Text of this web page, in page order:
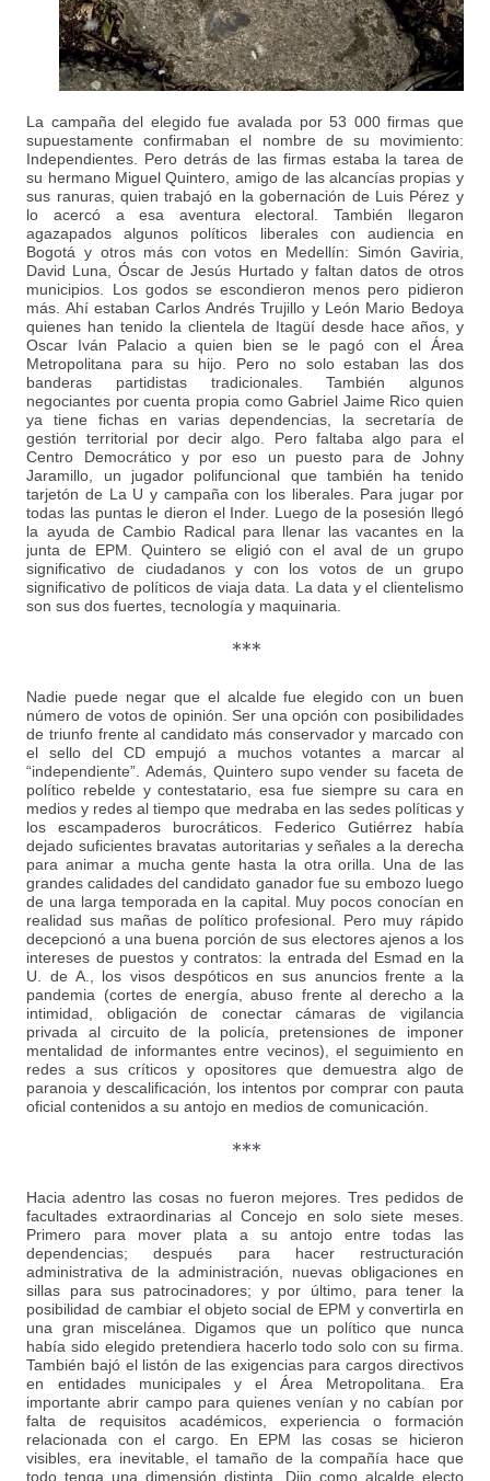
La campaña del elegido fue avalada por 53 000 firmas que
supuestamente confirmaban el nombre de su movimiento:
Independientes. Pero detrás de las firmas estaba la tarea de
su hermano Miguel Quintero, amigo de las alcancías propias y
sus ranuras, quien trabajó en la gobernación de Luis Pérez y
lo acercó a esa aventura electoral. También llegaron
agazapados algunos políticos liberales con audiencia en
Bogotá y otros más con votos en Medellín: Simón Gaviria,
David Luna, Óscar de Jesús Hurtado y faltan datos de otros
municipios. Los godos se escondieron menos pero pidieron
más. Ahí estaban Carlos Andrés Trujillo y León Mario Bedoya
quienes han tenido la clientela de Itagüí desde hace años, y
Oscar Iván Palacio a quien bien se le pagó con el Área
Metropolitana para su hijo. Pero no solo estaban las dos
banderas partidistas tradicionales. También algunos
negociantes por cuenta propia como Gabriel Jaime Rico quien
ya tiene fichas en varias dependencias, la secretaría de
gestión territorial por decir algo. Pero faltaba algo para el
Centro Democrático y por eso un puesto para de Johny
Jaramillo, un jugador polifuncional que también ha tenido
tarjetón de La U y campaña con los liberales. Para jugar por
todas las puntas le dieron el Inder. Luego de la posesión llegó
la ayuda de Cambio Radical para llenar las vacantes en la
junta de EPM. Quintero se eligió con el aval de un grupo
significativo de ciudadanos y con los votos de un grupo
significativo de políticos de viaja data. La data y el clientelismo
son sus dos fuertes, tecnología y maquinaria.
***
Nadie puede negar que el alcalde fue elegido con un buen
número de votos de opinión. Ser una opción con posibilidades
de triunfo frente al candidato más conservador y marcado con
el sello del CD empujó a muchos votantes a marcar al
“independiente”. Además, Quintero supo vender su faceta de
político rebelde y contestatario, esa fue siempre su cara en
medios y redes al tiempo que medraba en las sedes políticas y
los escampaderos burocráticos. Federico Gutiérrez había
dejado suficientes bravatas autoritarias y señales a la derecha
para animar a mucha gente hasta la otra orilla. Una de las
grandes calidades del candidato ganador fue su embozo luego
de una larga temporada en la capital. Muy pocos conocían en
realidad sus mañas de político profesional. Pero muy rápido
decepcionó a una buena porción de sus electores ajenos a los
intereses de puestos y contratos: la entrada del Esmad en la
U. de A., los visos despóticos en sus anuncios frente a la
pandemia (cortes de energía, abuso frente al derecho a la
intimidad, obligación de conectar cámaras de vigilancia
privada al circuito de la policía, pretensiones de imponer
mentalidad de informantes entre vecinos), el seguimiento en
redes a sus críticos y opositores que demuestra algo de
paranoia y descalificación, los intentos por comprar con pauta
oficial contenidos a su antojo en medios de comunicación.
***
Hacia adentro las cosas no fueron mejores. Tres pedidos de
facultades extraordinarias al Concejo en solo siete meses.
Primero para mover plata a su antojo entre todas las
dependencias; después para hacer restructuración
administrativa de la administración, nuevas obligaciones en
sillas para sus patrocinadores; y por último, para tener la
posibilidad de cambiar el objeto social de EPM y convertirla en
una gran miscelánea. Digamos que un político que nunca
había sido elegido pretendiera hacerlo todo solo con su firma.
También bajó el listón de las exigencias para cargos directivos
en entidades municipales y el Área Metropolitana. Era
importante abrir campo para quienes venían y no cabían por
falta de requisitos académicos, experiencia o formación
relacionada con el cargo. En EPM las cosas se hicieron
visibles, era inevitable, el tamaño de la compañía hace que
todo tenga una dimensión distinta. Dijo como alcalde electo